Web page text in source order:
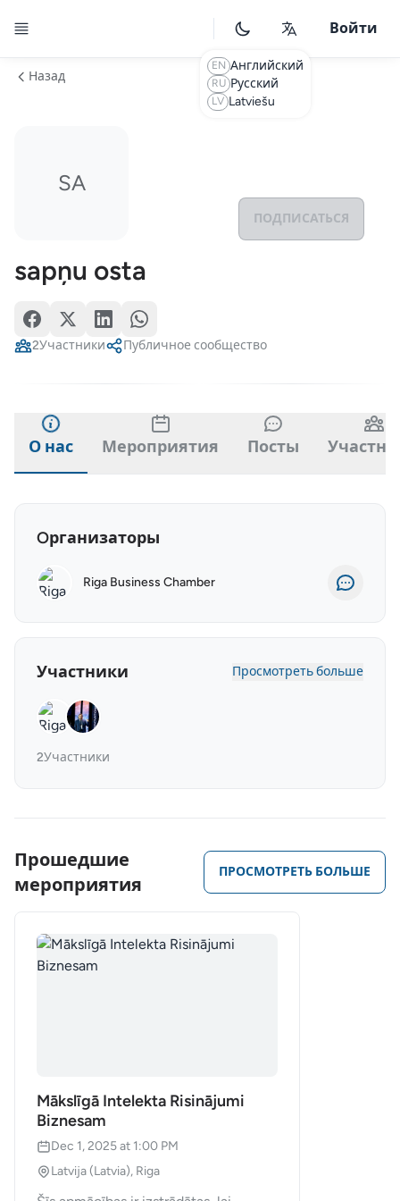
EN Английский
RU Русский
LV Latviešu
Войти
Назад
SA
ПОДПИСАТЬСЯ
sapņu osta
2Участники Публичное сообщество
О нас Мероприятия Посты
Oрганизаторы
Riga Business Chamber
Участники Просмотреть больше
2Участники
Прошедшие
мероприятия
ПРОСМОТРЕТЬ БОЛЬШЕ
Mākslīgā Intelekta Risinājumi
Biznesam
Dec 1, 2025 at 1:00 PM
Latvija (Latvia), Riga